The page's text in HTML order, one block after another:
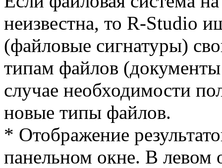
неизвестна, то R-Studio
(файловые сигнатуры)
типам файлов
случае необходимости
новые типы файлов.
* Отображение
панельном окне. В левом